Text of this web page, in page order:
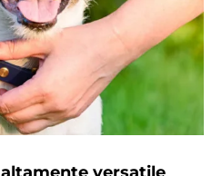
altamente versatile,